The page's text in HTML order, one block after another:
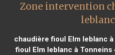
Zone intervention
chaudière fioul Elm leblanc à
fioul Elm leblanc à Tonneins